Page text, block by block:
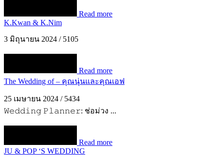
Read more
K.Kwan & K.Nim
3 มิถุนายน 2024 / 5105
Read more
The Wedding of – คุณนุ่นและคุณเอฟ
25 เมษายน 2024 / 5434
𝚆𝚎𝚍𝚍𝚒𝚗𝚐 𝙿𝚕𝚊𝚗𝚗𝚎𝚛: ช่อม่วง ...
Read more
JU & POP ‘S WEDDING